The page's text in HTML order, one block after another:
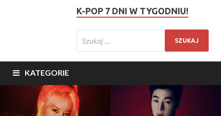
K-POP 7 DNI W TYGODNIU!
KATEGORIE